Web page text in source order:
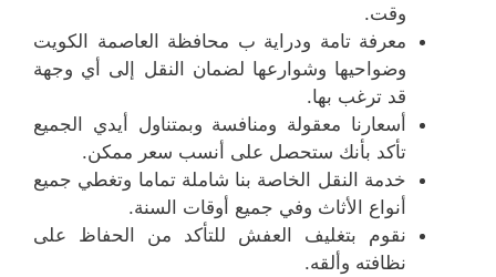
وقت.
معرفة تامة ودراية ب محافظة العاصمة الكويت
وضواحيها وشوارعها لضمان النقل إلى أي وجهة
قد ترغب بها.
أسعارنا معقولة ومنافسة وبمتناول أيدي الجميع
تأكد بأنك ستحصل على أنسب سعر ممكن.
خدمة النقل الخاصة بنا شاملة تماما وتغطي جميع
أنواع الأثاث وفي جميع أوقات السنة.
نقوم بتغليف العفش للتأكد من الحفاظ على
نظافته وألقه.